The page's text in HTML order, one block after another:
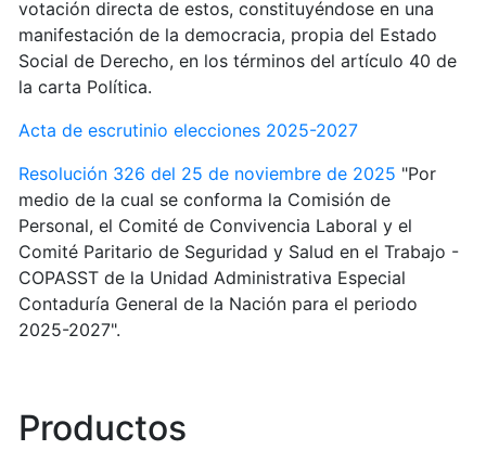
votación directa de estos, constituyéndose en una
manifestación de la democracia, propia del Estado
Social de Derecho, en los términos del artículo 40 de
la carta Política.
Acta de escrutinio elecciones 2025-2027
Resolución 326 del 25 de noviembre de 2025 "Por
medio de la cual se conforma la Comisión de
Personal, el Comité de Convivencia Laboral y el
Comité Paritario de Seguridad y Salud en el Trabajo -
COPASST de la Unidad Administrativa Especial
Contaduría General de la Nación para el periodo
2025-2027".
Productos